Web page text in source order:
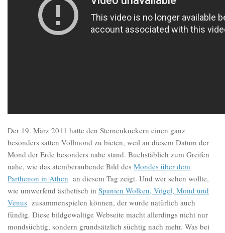
Der 19. März 2011 hatte den Sternenkuckern einen ganz
besonders satten Vollmond zu bieten, weil an diesem Datum der
Mond der Erde besonders nahe stand. Buchstäblich zum Greifen
nahe, wie das atemberaubende Bild des Mondes über dem
Parthenon in Athen an diesem Tag zeigt. Und wer sehen wollte,
wie umwerfend ästhetisch in Spanien Wolken, Vögel, Mond und
Venus zusammenspielen können, der wurde natürlich auch
fündig. Diese bildgewaltige Webseite macht allerdings nicht nur
mondsüchtig, sondern grundsätzlich süchtig nach mehr. Was bei